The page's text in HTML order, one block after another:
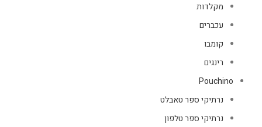
מקלדות
עכברים
קומבו
רינגים
Pouchino
נרתיקי ספר טאבלט
נרתיקי ספר טלפון